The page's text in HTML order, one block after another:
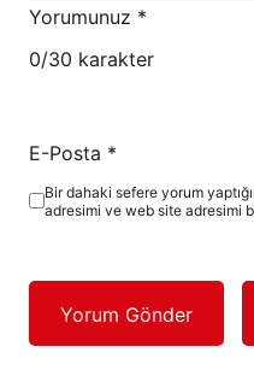
Yorumunuz *
0/30 karakter
E-Posta *
Bir dahaki sefere yorum
adresimi ve web site adresimi
Yorum Gönder